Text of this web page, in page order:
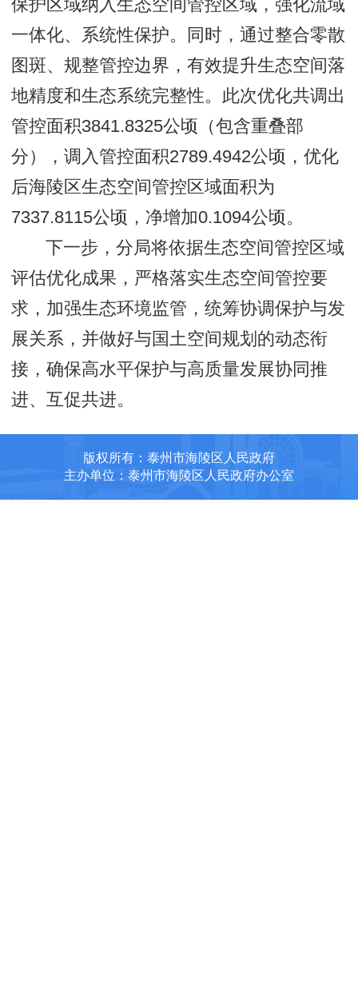
保护区域纳入生态空间管控区域，强化流域
一体化、系统性保护。同时，通过整合零散
图斑、规整管控边界，有效提升生态空间落
地精度和生态系统完整性。此次优化共调出
管控面积3841.8325公顷（包含重叠部
分），调入管控面积2789.4942公顷，优化
后海陵区生态空间管控区域面积为
7337.8115公顷，净增加0.1094公顷。
下一步，分局将依据生态空间管控区域
评估优化成果，严格落实生态空间管控要
求，加强生态环境监管，统筹协调保护与发
展关系，并做好与国土空间规划的动态衔
接，确保高水平保护与高质量发展协同推
进、互促共进。
版权所有：泰州市海陵区人民政府
主办单位：泰州市海陵区人民政府办公室